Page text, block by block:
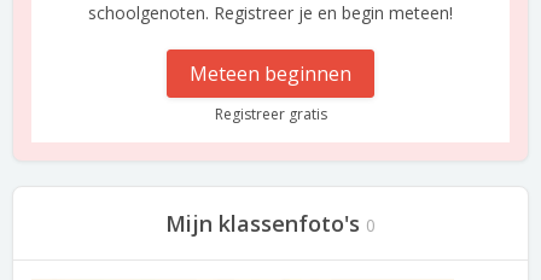
schoolgenoten. Registreer je en begin meteen!
Meteen beginnen
Registreer gratis
Mijn klassenfoto's 0